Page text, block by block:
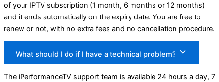
of your IPTV subscription (1 month, 6 months or 12 months)
and it ends automatically on the expiry date. You are free to
renew or not, with no extra fees and no cancellation procedure.
What should I do if I have a technical problem?
The iPerformanceTV support team is available 24 hours a day, 7